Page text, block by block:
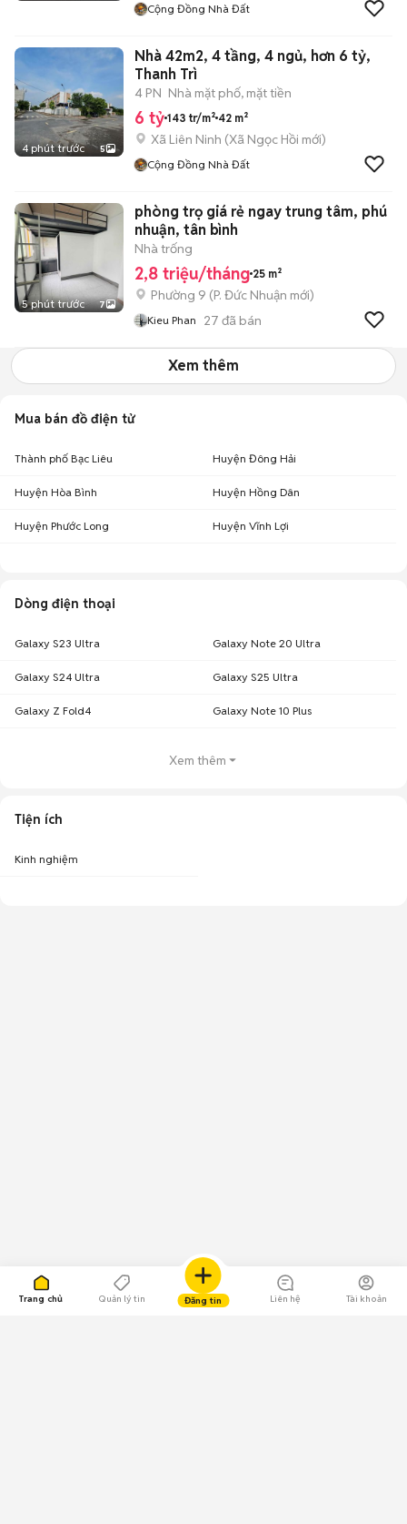
Trang chủ Quản lý tin Đăng tin Liên hệ Tài khoản
Cộng Đồng Nhà Đất
4 phút trước 5
Nhà 42m2, 4 tầng, 4 ngủ, hơn 6 tỷ,
Thanh Trì
4 PN Nhà mặt phố, mặt tiền
6 tỷ 143 tr/m² 42 m²
Xã Liên Ninh (Xã Ngọc Hồi mới)
Cộng Đồng Nhà Đất
5 phút trước 7
phòng trọ giá rẻ ngay trung tâm, phú
nhuận, tân bình
Nhà trống
2,8 triệu/tháng 25 m²
Phường 9 (P. Đức Nhuận mới)
Kieu Phan 27 đã bán
Xem thêm
Mua bán đồ điện tử
Thành phố Bạc Liêu Huyện Đông Hải
Huyện Hòa Bình Huyện Hồng Dân
Huyện Phước Long Huyện Vĩnh Lợi
Dòng điện thoại
Galaxy S23 Ultra Galaxy Note 20 Ultra
Galaxy S24 Ultra Galaxy S25 Ultra
Galaxy Z Fold4 Galaxy Note 10 Plus
Xem thêm
Tiện ích
Kinh nghiệm